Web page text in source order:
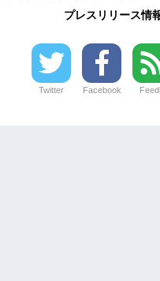
プレスリリース情
Twitter Facebook